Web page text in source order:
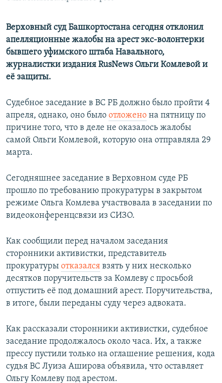
Все сайты РСЕ/РС
Верховный суд Башкортостана сегодня отклонил
апелляционные жалобы на арест экс-волонтерки
бывшего уфимского штаба Навального,
журналистки издания RusNews Ольги Комлевой и
её защиты.
Судебное заседание в ВС РБ должно было пройти 4
апреля, однако, оно было отложено на пятницу по
причине того, что в деле не оказалось жалобы
самой Ольги Комлевой, которую она отправляла 29
марта.
Сегодняшнее заседание в Верховном суде РБ
прошло по требованию прокуратуры в закрытом
режиме Ольга Комлева участвовала в заседании по
видеоконференцсвязи из СИЗО.
Как сообщили перед началом заседания
сторонники активистки, представитель
прокуратуры отказался взять у них несколько
десятков поручительств за Комлеву с просьбой
отпустить её под домашний арест. Поручительства,
в итоге, были переданы суду через адвоката.
Как рассказали сторонники активистки, судебное
заседание продолжалось около часа. Их, а также
прессу пустили только на оглашение решения, кода
судья ВС Луиза Аширова объявила, что оставляет
Ольгу Комлеву под арестом.